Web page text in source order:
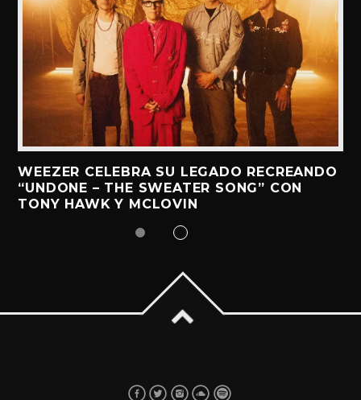
WEEZER CELEBRA SU LEGADO RECREANDO
“UNDONE – THE SWEATER SONG” CON
TONY HAWK Y MCLOVIN